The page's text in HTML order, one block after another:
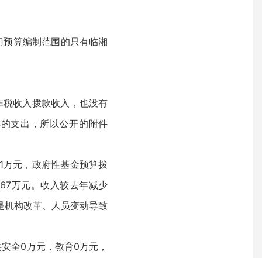
算编制范围的只有临湘
收入拨款收入，也没有
支出，所以公开的附件
元，政府性基金预算拨
万元。收入较去年减少
构改革、人员变动导致
全0万元，教育0万元，